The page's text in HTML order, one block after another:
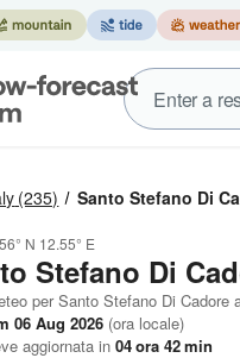
(235) Santo Stefano Di
N 12.55° E
Stefano Di
per Santo Stefano Di Cadore
06 Aug 2026 (ora locale)
aggiornata in 04ora 42min